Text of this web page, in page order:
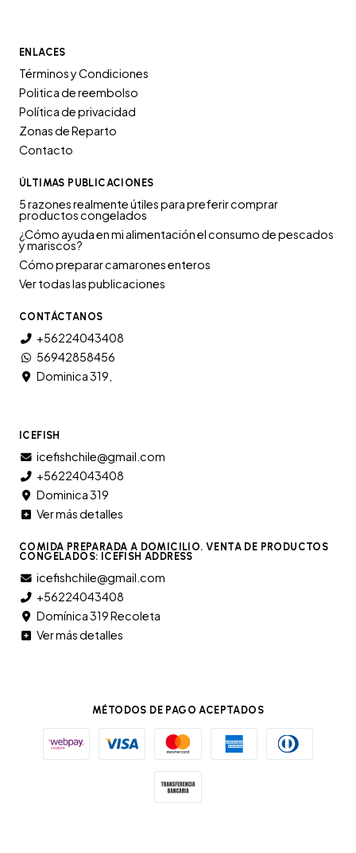
ENLACES
Términos y Condiciones
Politica de reembolso
Política de privacidad
Zonas de Reparto
Contacto
ÚLTIMAS PUBLICACIONES
5 razones realmente útiles para preferir comprar
productos congelados
¿Cómo ayuda en mi alimentación el consumo de pescados
y mariscos?
Cómo preparar camarones enteros
Ver todas las publicaciones
CONTÁCTANOS
+56224043408
56942858456
Dominica 319,
ICEFISH
icefishchile@gmail.com
+56224043408
Dominica 319
Ver más detalles
COMIDA PREPARADA A DOMICILIO. VENTA DE PRODUCTOS
CONGELADOS: ICEFISH ADDRESS
icefishchile@gmail.com
+56224043408
Domínica 319 Recoleta
Ver más detalles
MÉTODOS DE PAGO ACEPTADOS